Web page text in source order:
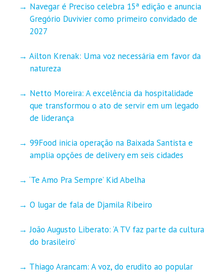
Navegar é Preciso celebra 15ª edição e anuncia
Gregório Duvivier como primeiro convidado de
2027
Ailton Krenak: Uma voz necessária em favor da
natureza
Netto Moreira: A excelência da hospitalidade
que transformou o ato de servir em um legado
de liderança
99Food inicia operação na Baixada Santista e
amplia opções de delivery em seis cidades
‘Te Amo Pra Sempre’ Kid Abelha
O lugar de fala de Djamila Ribeiro
João Augusto Liberato: ‘A TV faz parte da cultura
do brasileiro’
Thiago Arancam: A voz, do erudito ao popular